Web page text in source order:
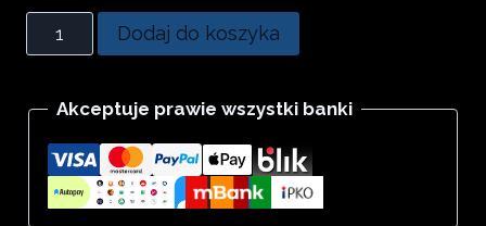
ilość
Małgośka
wersja
Dodaj do koszyka
Akceptuje prawie wszystki banki